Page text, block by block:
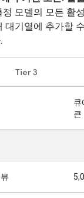
정 모델의 모든 활
대기열에 추가할
Tier 3
큐
큰